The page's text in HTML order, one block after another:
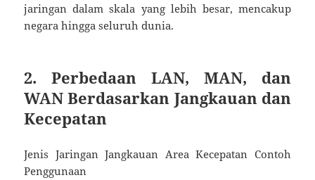
jaringan dalam skala yang lebih besar, mencakup
negara hingga seluruh dunia.
2. Perbedaan LAN, MAN, dan
WAN Berdasarkan Jangkauan dan
Kecepatan
Jenis Jaringan Jangkauan Area Kecepatan Contoh
Penggunaan